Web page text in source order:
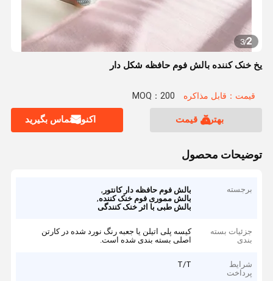
2
/
3
یخ خنک کننده بالش فوم حافظه شکل دار
قیمت：قابل مذاکره MOQ：200
بهترین قیمت اکنون تماس بگیرید
توضیحات محصول
برجسته بالش فوم حافظه دار کانتور ,
بالش مموری فوم خنک کننده,
بالش طبی با اثر خنک کنندگی
جزئیات بسته
بندی
کیسه پلی اتیلن یا جعبه رنگ نورد شده در کارتن
اصلی بسته بندی شده است.
شرایط
پرداخت
T/T